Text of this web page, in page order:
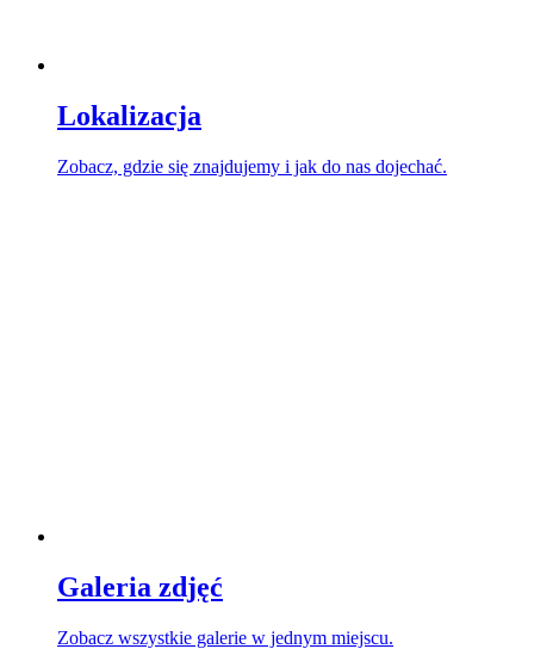
Lokalizacja
Zobacz, gdzie się znajdujemy i jak do nas dojechać.
Galeria zdjęć
Zobacz wszystkie galerie w jednym miejscu.